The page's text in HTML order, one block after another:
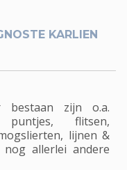
KARLIEN
bestaan zijn o.a.
puntjes, flitsen,
lijnen &
allerlei andere